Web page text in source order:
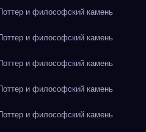
и философский камень
и философский камень
и философский камень
и философский камень
и философский камень